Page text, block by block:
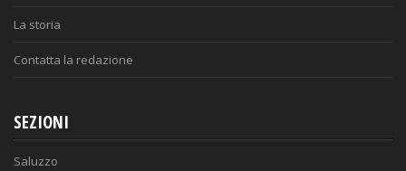
La storia
Contatta la redazione
SEZIONI
Saluzzo